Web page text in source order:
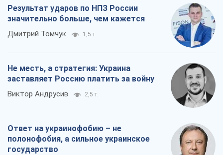
Результат ударов по НПЗ России
значительно больше, чем кажется
Дмитрий Томчук 1,5 т.
Не месть, а стратегия: Украина
заставляет Россию платить за войну
Виктор Андрусив 2,5 т.
Ответ на украинофобию – не
полонофобия, а сильное украинское
государство